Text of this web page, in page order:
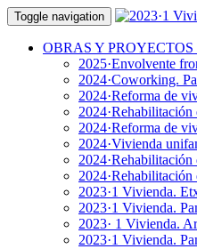
Toggle navigation
OBRAS Y PROYECTOS
2025·Envolvente
2024·Coworking.
2024·Reforma de
2024·Reforma de
2024·Vivienda
2024·Rehabilitación
2023·1 Vivienda.
2023·1 Vivienda.
2023· 1 Vivienda.
2023·1 Vivienda.